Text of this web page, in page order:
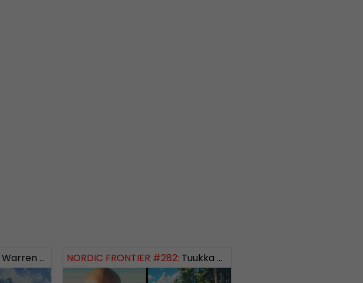
Warren Balogh of Warstrike NORDIC FRONTIER #282: Tuukka Kuru of Sinimusta Liike